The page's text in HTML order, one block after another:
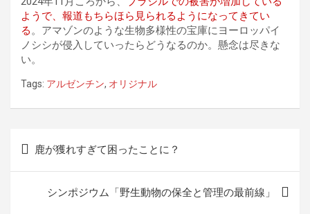
ようで、報道もちらほら見られるようになってきてい
る。アマゾンのような生物多様性の宝庫にヨーロッパイ
ノシシが侵入していったらどうなるのか。懸念は尽きな
い。
Tags: アルゼンチン, オリジナル
鹿が獲れすぎて困ったことに？
シンポジウム「野生動物の保全と管理の最前線」